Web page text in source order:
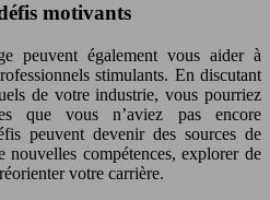
motivants
peuvent également vous aider à
stimulants. En discutant
de votre industrie, vous pourriez
que vous n’aviez pas encore
peuvent devenir des sources de
compétences, explorer de
votre carrière.